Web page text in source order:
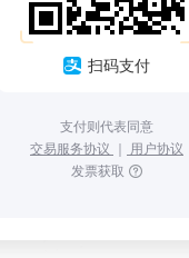
扫码支付
支付则代表同意
交易服务协议 ｜ 用户协议
发票获取